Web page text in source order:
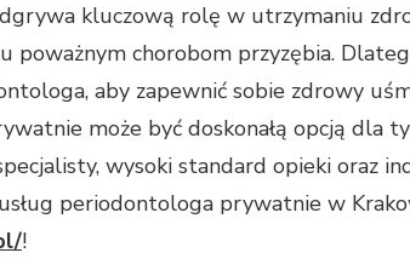
kluczową rolę w utrzymaniu
poważnym chorobom przyzębia.
aby zapewnić sobie zdrowy
może być doskonałą opcją dla
wysoki standard opieki oraz
periodontologa prywatnie w
!